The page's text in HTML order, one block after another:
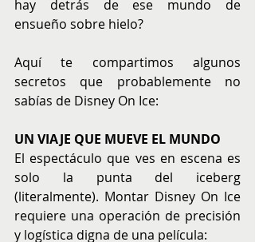
hay detrás de ese mundo de
ensueño sobre hielo?
Aquí te compartimos algunos
secretos que probablemente no
sabías de Disney On Ice:
UN VIAJE QUE MUEVE EL MUNDO
El espectáculo que ves en escena es
solo la punta del iceberg
(literalmente). Montar Disney On Ice
requiere una operación de precisión
y logística digna de una película: